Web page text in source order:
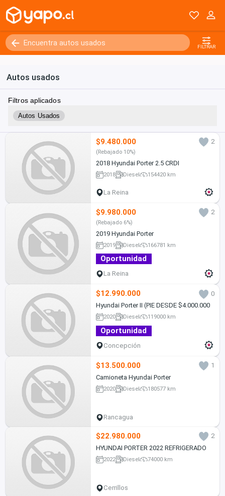
FILTRAR
Autos usados
Filtros aplicados
Autos Usados
$9.480.000 2
(Rebajado 10%)
2018 Hyundai Porter 2.5 CRDI
2018 Diesel 154420 km
La Reina
$9.980.000 2
(Rebajado 6%)
2019 Hyundai Porter
2019 Diesel 166781 km
Oportunidad
La Reina
$12.990.000
0
Hyundai Porter II (PIE DESDE $4.000.000
2020 Diesel 119000 km
Oportunidad
Concepción
$13.500.000
1
Camioneta Hyundai Porter
2020 Diesel 180577 km
Rancagua
$22.980.000
2
HYUNDAI PORTER 2022 REFRIGERADO
2022 Diesel 74000 km
Cerrillos